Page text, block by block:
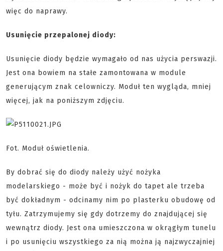
więc do naprawy.
Usunięcie przepalonej diody:
Usunięcie diody będzie wymagało od nas użycia perswazji.
Jest ona bowiem na stałe zamontowana w module
generującym znak celowniczy. Moduł ten wygląda, mniej
więcej, jak na poniższym zdjęciu.
Fot. Moduł oświetlenia.
By dobrać się do diody należy użyć nożyka
modelarskiego - może być i nożyk do tapet ale trzeba
być dokładnym - odcinamy nim po plasterku obudowę od
tyłu. Zatrzymujemy się gdy dotrzemy do znajdującej się
wewnątrz diody. Jest ona umieszczona w okrągłym tunelu
i po usunięciu wszystkiego za nią można ją najzwyczajniej